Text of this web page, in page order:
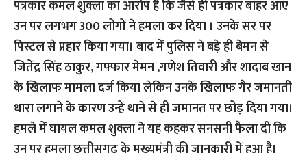
पत्रकार कमल शुक्ला का आरोप है कि जैसे ही पत्रकार बाहर आए
उन पर लगभग 300 लोगों ने हमला कर दिया । उनके सर पर
पिस्टल से प्रहार किया गया। बाद में पुलिस ने बड़े ही बेमन से
जितेंद्र सिंह ठाकुर, गफ्फार मेमन ,गणेश तिवारी और शादाब खान
के खिलाफ मामला दर्ज किया लेकिन उनके खिलाफ गैर जमानती
धारा लगाने के कारण उन्हें थाने से ही जमानत पर छोड़ दिया गया।
हमले में घायल कमल शुक्ला ने यह कहकर सनसनी फैला दी कि